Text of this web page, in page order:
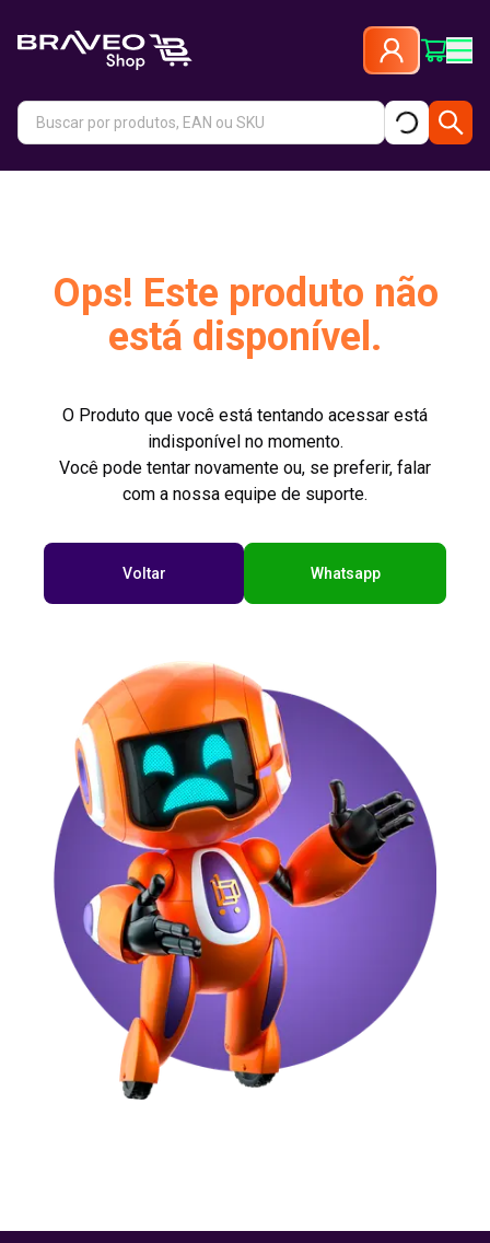
Ops! Este produto não
está disponível.
O Produto que você está tentando acessar está
indisponível no momento.
Você pode tentar novamente ou, se preferir, falar
com a nossa equipe de suporte.
Voltar Whatsapp